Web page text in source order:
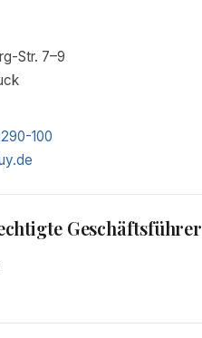
Str. 7–9
100
Geschäftsführer